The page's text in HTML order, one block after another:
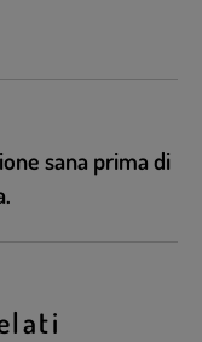
sana prima di